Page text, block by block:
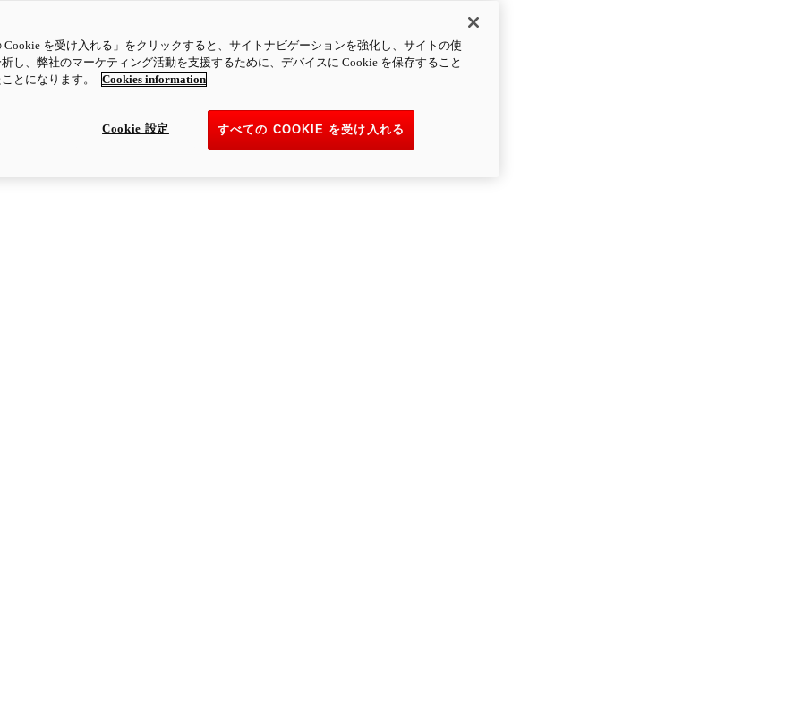
Cookie を受け入れる」をクリックすると、サイトナビゲーションを強化し、サイトの使
し、弊社のマーケティング活動を支援するために、デバイスに Cookie を保存すること
とになります。
Cookies information
すべての COOKIE を受け入れる
Cookie 設定